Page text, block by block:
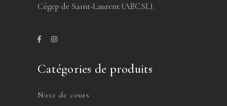
Cégep de Saint-Laurent (AECSL).
Catégories de produits
Note de cours